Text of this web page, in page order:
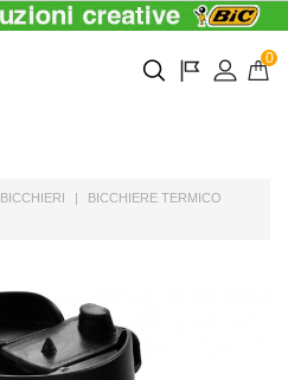
0
BICCHIERI
BICCHIERE TERMICO